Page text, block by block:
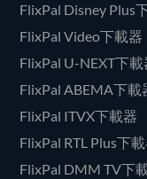
FlixPal Disney Plus
FlixPal Video下載器
FlixPal U-NEXT下載
FlixPal ABEMA下載
FlixPal ITVX下載器
FlixPal RTL Plus下
FlixPal DMM TV下